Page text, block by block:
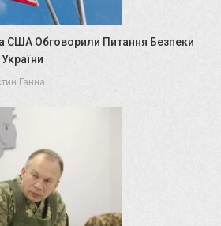
США Обговорили Питання Безпеки
Ганна